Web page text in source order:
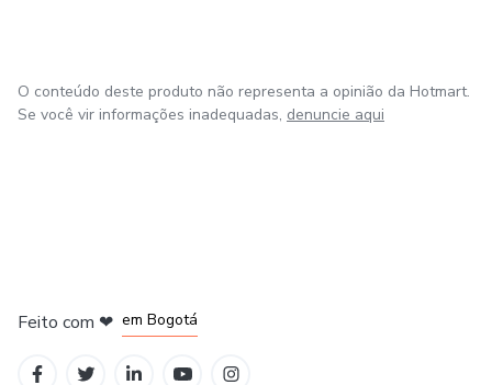
O conteúdo deste produto não representa a opinião da Hotmart.
Se você vir informações inadequadas, denuncie aqui
Feito com ❤ em Bogotá